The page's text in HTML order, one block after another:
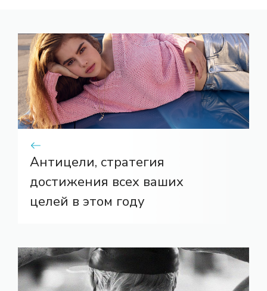
Антицели, стратегия
достижения всех ваших
целей в этом году